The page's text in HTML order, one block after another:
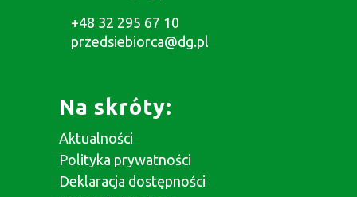
+48 32 295 67 10
przedsiebiorca@dg.pl
Na skróty:
Aktualności
Polityka prywatności
Deklaracja dostępności